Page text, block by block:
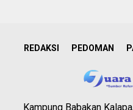
REDAKSI PEDOMAN
Kampung Babakan